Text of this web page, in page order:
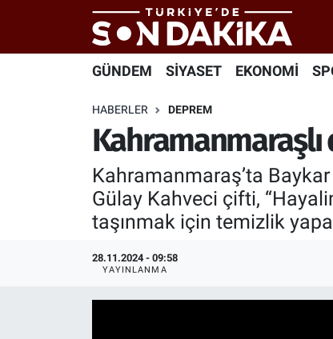
GÜNDEM SİYASET EKONOMİ
HABERLER DEPREM
Kahramanmaraş’ta
Gülay Kahveci çifti,
taşınmak için temizlik
28.11.2024 - 09:58
YAYINLANMA
Hava Durumu
Trafik Durumu
Süper Lig Puan Durumu ve Fikstür
Tüm Manşetler
Son Dakika Haberleri
Haber Arşivi